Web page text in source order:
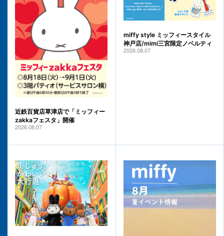
近鉄百貨店草津店で「ミッフィー
zakkaフェスタ」開催
2026.08.07
miffy style ミッフィースタイル
神戸店/mimi三宮限定ノベルティ
2026.08.07